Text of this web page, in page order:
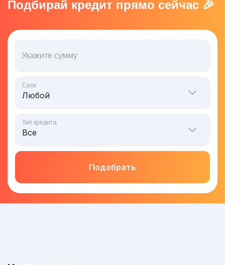
Подбирай кредит прямо сейчас 🎉
Укажите сумму
Срок
Тип кредита
Подобрать